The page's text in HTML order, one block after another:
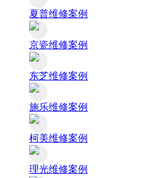
夏普维修案例
京瓷维修案例
东芝维修案例
施乐维修案例
柯美维修案例
理光维修案例